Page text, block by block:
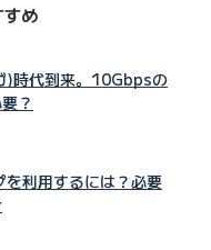
め
)時代到来。10Gbpsの
？
利用するには？必要